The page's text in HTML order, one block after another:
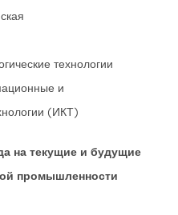
технологии
и
(ИКТ)
на текущие и будущие
промышленности